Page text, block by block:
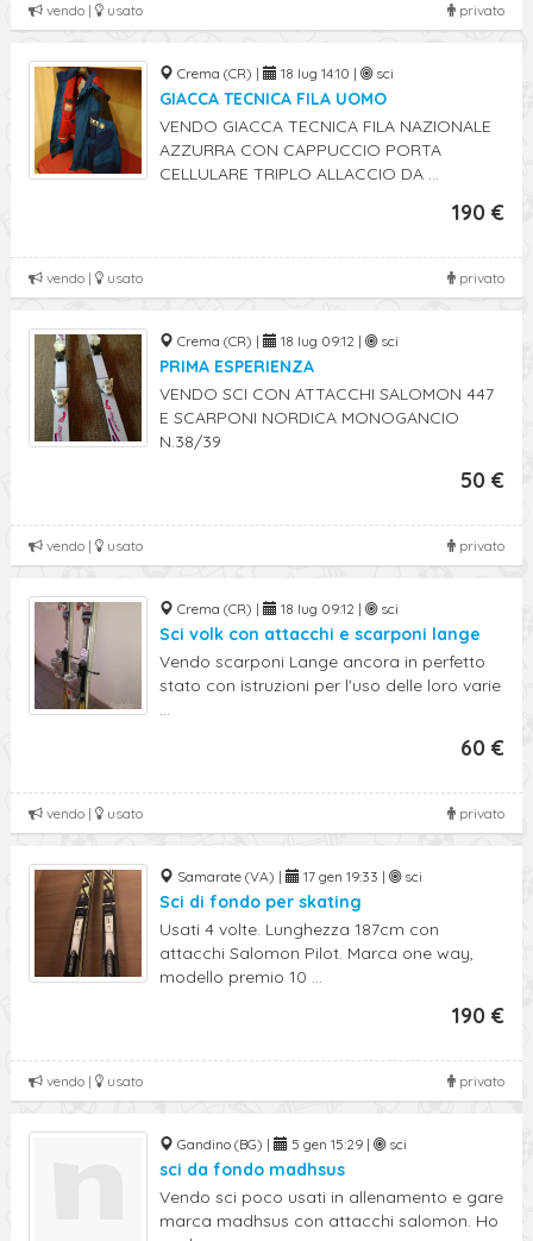
privato
vendo | usato
Crema (CR) | 18 lug 14:10 | sci
GIACCA TECNICA FILA UOMO
VENDO GIACCA TECNICA FILA NAZIONALE
AZZURRA CON CAPPUCCIO PORTA
CELLULARE TRIPLO ALLACCIO DA ...
190 €
privato
vendo | usato
Crema (CR) | 18 lug 09:12 | sci
PRIMA ESPERIENZA
VENDO SCI CON ATTACCHI SALOMON 447
E SCARPONI NORDICA MONOGANCIO
N.38/39
50 €
privato
vendo | usato
Crema (CR) | 18 lug 09:12 | sci
Sci volk con attacchi e scarponi lange
Vendo scarponi Lange ancora in perfetto
stato con istruzioni per l'uso delle loro varie
...
60 €
privato
vendo | usato
Samarate (VA) | 17 gen 19:33 | sci
Sci di fondo per skating
Usati 4 volte. Lunghezza 187cm con
attacchi Salomon Pilot. Marca one way,
modello premio 10 ...
190 €
privato
vendo | usato
Gandino (BG) | 5 gen 15:29 | sci
sci da fondo madhsus
Vendo sci poco usati in allenamento e gare
marca madhsus con attacchi salomon. Ho